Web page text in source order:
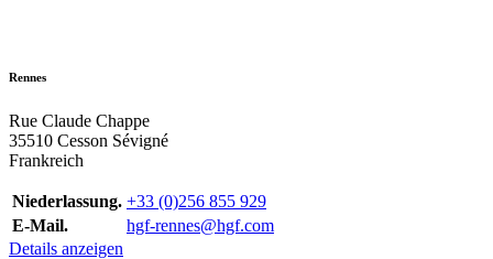
Rennes
Rue Claude Chappe
35510 Cesson Sévigné
Frankreich
Niederlassung. +33 (0)256 855 929
E-Mail.
hgf-rennes@hgf.com
Details anzeigen